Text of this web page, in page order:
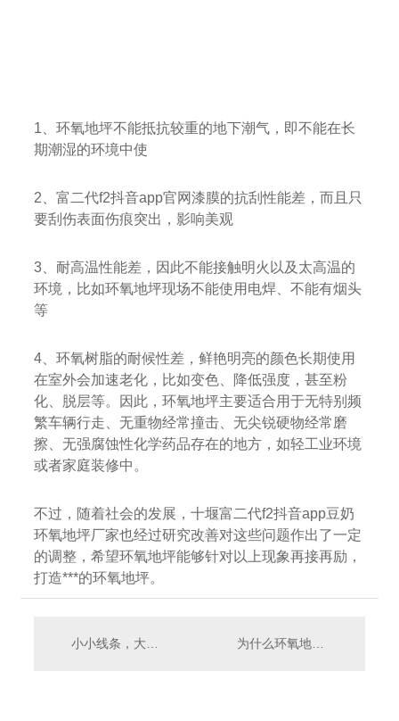
1、环氧地坪不能抵抗较重的地下潮气，即不能在长
期潮湿的环境中使
2、富二代f2抖音app官网漆膜的抗刮性能差，而且只
要刮伤表面伤痕突出，影响美观
3、耐高温性能差，因此不能接触明火以及太高温的
环境，比如环氧地坪现场不能使用电焊、不能有烟头
等
4、环氧树脂的耐候性差，鲜艳明亮的颜色长期使用
在室外会加速老化，比如变色、降低强度，甚至粉
化、脱层等。因此，环氧地坪主要适合用于无特别频
繁车辆行走、无重物经常撞击、无尖锐硬物经常磨
擦、无强腐蚀性化学药品存在的地方，如轻工业环境
或者家庭装修中。
不过，随着社会的发展，十堰富二代f2抖音app豆奶
环氧地坪厂家也经过研究改善对这些问题作出了一定
的调整，希望环氧地坪能够针对以上现象再接再励，
打造***的环氧地坪。
为什么环氧地坪会起皮脱层？十堰富二代f2抖音app官网起皮脱层有哪几种原因？